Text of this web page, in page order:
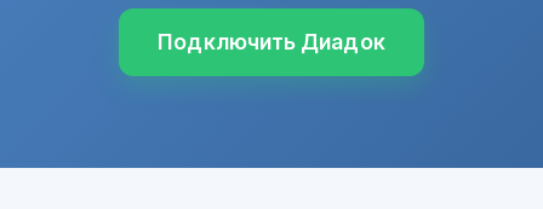
Подключить Диадок